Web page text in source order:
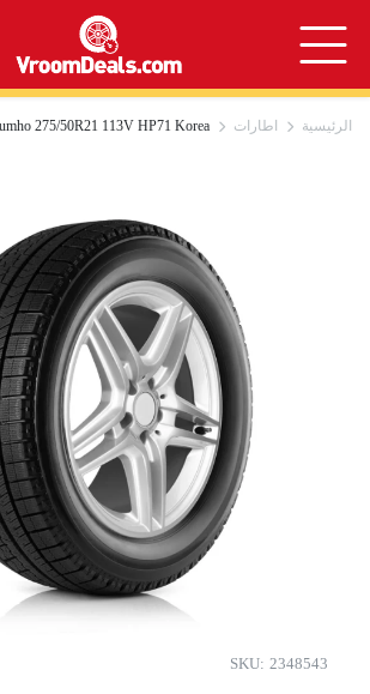
الرئيسية اطارات 275/50R21 113V HP71 Korea
SKU: 2348543